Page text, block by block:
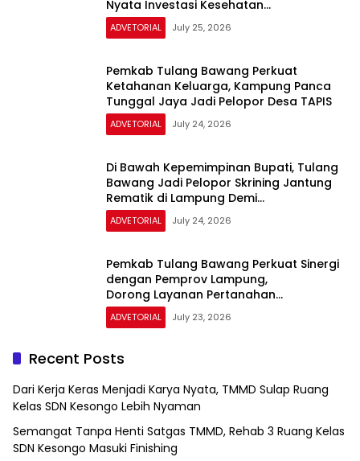
Nyata Investasi Kesehatan
Generasi Muda
ADVETORIAL July 25, 2026
Pemkab Tulang Bawang Perkuat
Ketahanan Keluarga, Kampung Panca
Tunggal Jaya Jadi Pelopor Desa TAPIS
ADVETORIAL July 24, 2026
Di Bawah Kepemimpinan Bupati, Tulang
Bawang Jadi Pelopor Skrining Jantung
Rematik di Lampung Demi
Lindungi Generasi Muda
ADVETORIAL July 24, 2026
Pemkab Tulang Bawang Perkuat Sinergi
dengan Pemprov Lampung,
Dorong Layanan Pertanahan
yang Cepat, Transparan,
dan Berintegritas
ADVETORIAL July 23, 2026
Recent Posts
Dari Kerja Keras Menjadi Karya Nyata, TMMD Sulap Ruang
Kelas SDN Kesongo Lebih Nyaman
Semangat Tanpa Henti Satgas TMMD, Rehab 3 Ruang Kelas
SDN Kesongo Masuki Finishing